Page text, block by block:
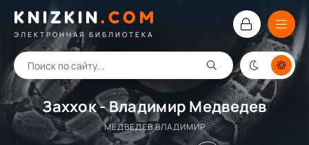
KNIZKIN. COM
ЭЛЕКТРОННАЯ БИБЛИОТЕКА
Заххок - Владимир Медведев
МЕДВЕДЕВ ВЛАДИМИР